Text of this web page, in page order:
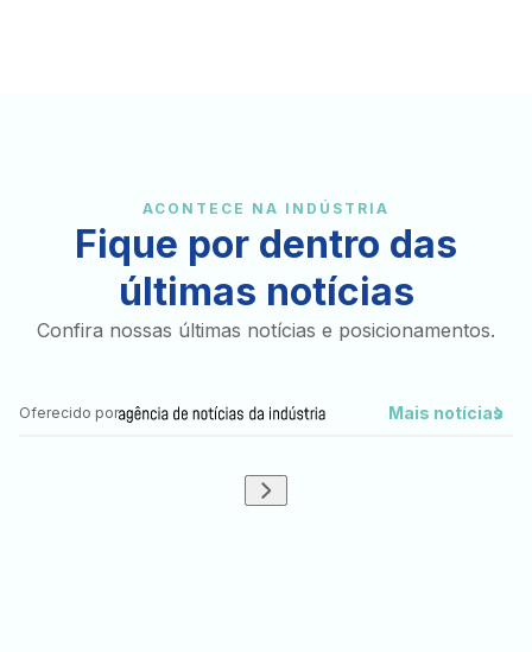
ACONTECE NA INDÚSTRIA
Fique por dentro das
últimas notícias
Confira nossas últimas notícias e posicionamentos.
Oferecido por Mais notícias